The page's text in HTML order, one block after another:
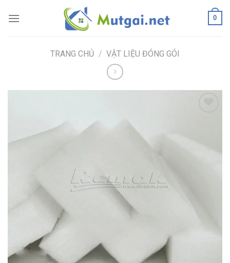
0
TRANG CHỦ / VẬT LIỆU ĐÓNG GÓI